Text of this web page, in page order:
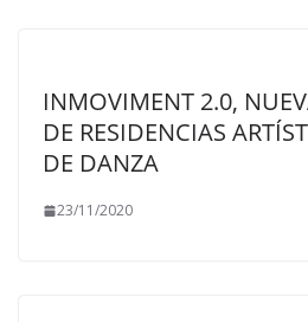
INMOVIMENT 2.0,
DE RESIDENCIAS
DE DANZA
23/11/2020